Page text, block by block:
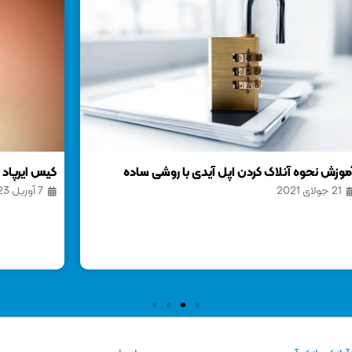
کیس ایرپاد با نمایشگر در راه است؟
7 آوریل 2023